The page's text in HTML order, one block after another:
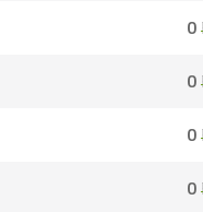
0
0
0
0